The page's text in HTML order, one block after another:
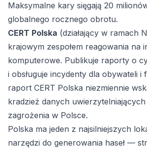
Maksymalne kary sięgają 20
globalnego rocznego obrotu.
CERT Polska (działający w ramach
krajowym zespołem reagowania na
komputerowe. Publikuje raporty o
i obsługuje incydenty dla obywateli i
raport CERT Polska niezmiennie
kradzież danych
zagrożenia w Polsce.
Polska ma jeden z najsilniejszych
narzędzi do generowania haseł —